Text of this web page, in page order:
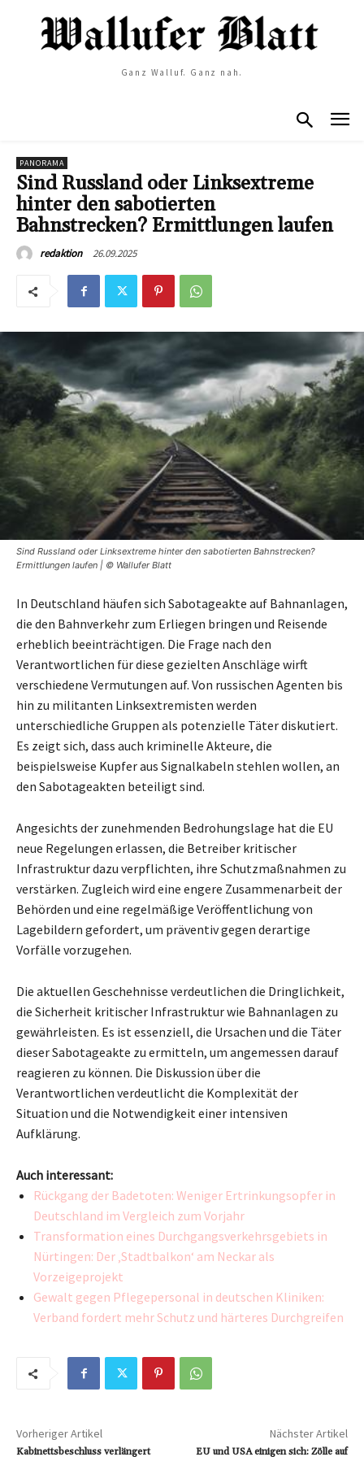
Ganz Walluf. Ganz nah.
PANORAMA
Sind Russland oder Linksextreme
hinter den sabotierten
Bahnstrecken? Ermittlungen laufen
redaktion 26.09.2025
Sind Russland oder Linksextreme hinter den sabotierten Bahnstrecken?
Ermittlungen laufen | © Wallufer Blatt
In Deutschland häufen sich Sabotageakte auf Bahnanlagen,
die den Bahnverkehr zum Erliegen bringen und Reisende
erheblich beeinträchtigen. Die Frage nach den
Verantwortlichen für diese gezielten Anschläge wirft
verschiedene Vermutungen auf. Von russischen Agenten bis
hin zu militanten Linksextremisten werden
unterschiedliche Gruppen als potenzielle Täter diskutiert.
Es zeigt sich, dass auch kriminelle Akteure, die
beispielsweise Kupfer aus Signalkabeln stehlen wollen, an
den Sabotageakten beteiligt sind.
Angesichts der zunehmenden Bedrohungslage hat die EU
neue Regelungen erlassen, die Betreiber kritischer
Infrastruktur dazu verpflichten, ihre Schutzmaßnahmen zu
verstärken. Zugleich wird eine engere Zusammenarbeit der
Behörden und eine regelmäßige Veröffentlichung von
Lagebildern gefordert, um präventiv gegen derartige
Vorfälle vorzugehen.
Die aktuellen Geschehnisse verdeutlichen die Dringlichkeit,
die Sicherheit kritischer Infrastruktur wie Bahnanlagen zu
gewährleisten. Es ist essenziell, die Ursachen und die Täter
dieser Sabotageakte zu ermitteln, um angemessen darauf
reagieren zu können. Die Diskussion über die
Verantwortlichen verdeutlicht die Komplexität der
Situation und die Notwendigkeit einer intensiven
Aufklärung.
Auch interessant:
Rückgang der Badetoten: Weniger Ertrinkungsopfer in
Deutschland im Vergleich zum Vorjahr
Transformation eines Durchgangsverkehrsgebiets in
Nürtingen: Der ‚Stadtbalkon‘ am Neckar als
Vorzeigeprojekt
Gewalt gegen Pflegepersonal in deutschen Kliniken:
Verband fordert mehr Schutz und härteres Durchgreifen
Vorheriger Artikel
Kabinettsbeschluss verlängert
Nächster Artikel
EU und USA einigen sich: Zölle auf